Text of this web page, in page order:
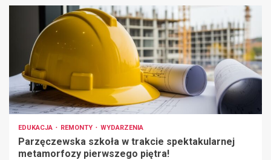
EDUKACJA REMONTY WYDARZENIA
Parzęczewska szkoła w trakcie spektakularnej
metamorfozy pierwszego piętra!